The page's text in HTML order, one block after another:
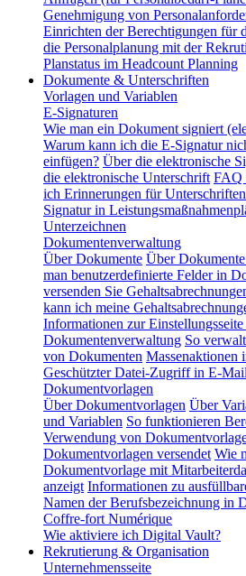
Genehmigung von
Einrichten der Berechtigungen für
die Personalplanung mit der
Planstatus im Headcount Planning
Dokumente & Unterschriften
Vorlagen und Variablen
E-Signaturen
Wie man ein Dokument signiert
Warum kann ich die E-Signatur
einfügen? Über die elektronische
die elektronische Unterschrift FAQ
ich Erinnerungen für
Signatur in
Unterzeichnen
Dokumentenverwaltung
Über Dokumente Über
man benutzerdefinierte Felder in
versenden Sie
kann ich meine
Informationen zur
Dokumentenverwaltung So
von Dokumenten Massenaktionen
Geschützter Datei-Zugriff in E-
Dokumentvorlagen
Über Dokumentvorlagen Über
und Variablen So funktionieren
Verwendung von
Dokumentvorlagen versendet Wie
Dokumentvorlage mit
anzeigt Informationen zu
Namen der Berufsbezeichnung in
Coffre-fort Numérique
Wie aktiviere ich Digital Vault?
Rekrutierung & Organisation
Unternehmensseite